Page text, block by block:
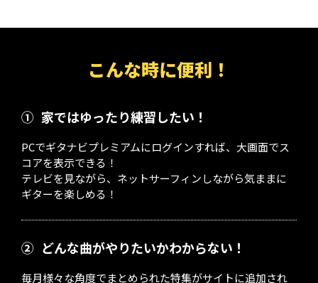
こんな時に便利！
① 家ではゆったり練習したい！
PCでギタナビプレミアムにログインすれば、大画面でス
コアを表示できる！
テレビを見ながら、ネットサーフィンしながら気ままに
ギターを楽しめる！
② どんな曲がやりたいかわからない！
毎月様々な角度でまとめられた特集がサイトに追加され